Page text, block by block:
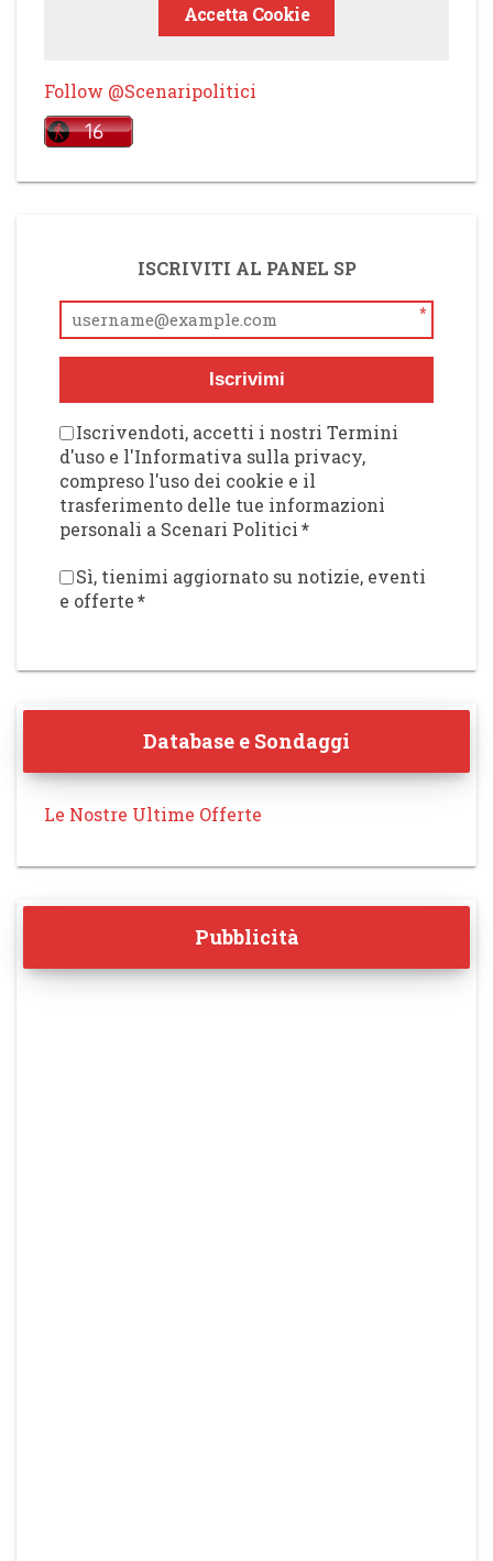
Accetta Cookie
Follow @Scenaripolitici
ISCRIVITI AL PANEL SP
*
Iscrivimi
Iscrivendoti, accetti i nostri Termini
d'uso e l'Informativa sulla privacy,
compreso l'uso dei cookie e il
trasferimento delle tue informazioni
personali a Scenari Politici*
Sì, tienimi aggiornato su notizie, eventi
e offerte*
Database e Sondaggi
Le Nostre Ultime Offerte
Pubblicità